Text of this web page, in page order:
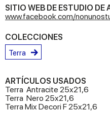
SITIO WEB DE ESTUDIO DE
www.facebook.com/
COLECCIONES
Terra
ARTÍCULOS USADOS
Terra Antracite 25x21,6
Terra Nero 25x21,6
Terra Mix Decori F 25x21,6